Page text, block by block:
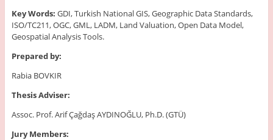
Key Words: GDI, Turkish National GIS, Geographic Data Standards,
ISO/TC211, OGC, GML, LADM, Land Valuation, Open Data Model,
Geospatial Analysis Tools.
Prepared by:
Rabia BOVKIR
Thesis Adviser:
Assoc. Prof. Arif Çağdaş AYDINOĞLU, Ph.D. (GTÜ)
Jury Members: